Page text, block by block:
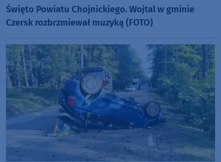
Święto Powiatu Chojnickiego. Wojtal w gminie
Czersk rozbrzmiewał muzyką (FOTO)